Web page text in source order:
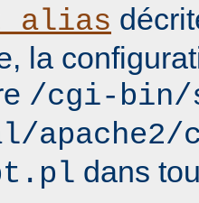
la
/cgi-
apache2/
dans